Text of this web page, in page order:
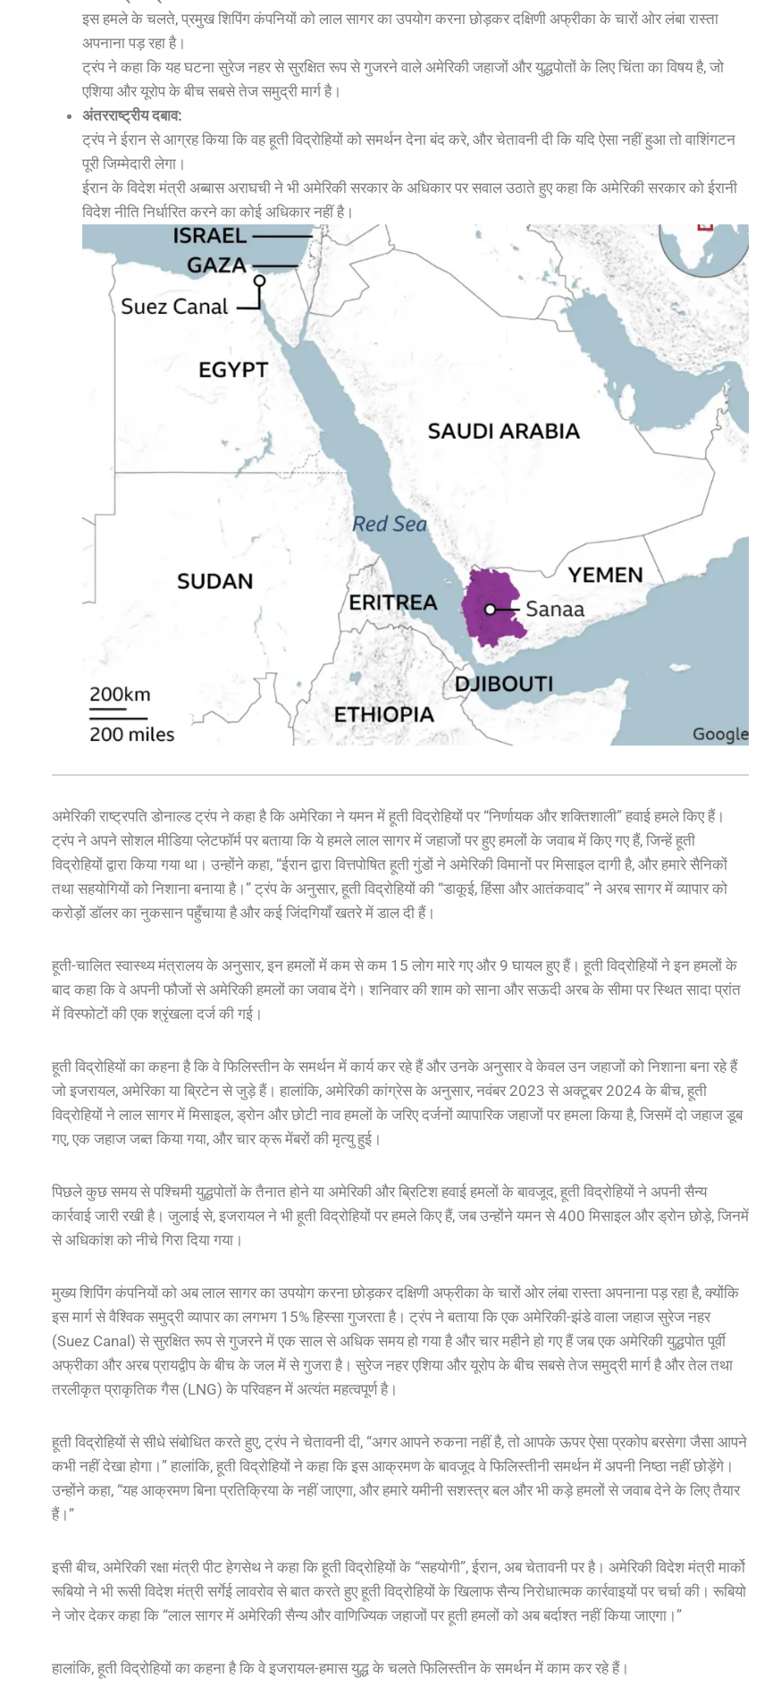
इस हमले के चलते, प्रमुख शिपिंग कंपनियों को लाल सागर का उपयोग करना छोड़कर दक्षिणी अफ्रीका के चारों ओर लंबा रास्ता
अपनाना पड़ रहा है।
ट्रंप ने कहा कि यह घटना सुरेज नहर से सुरक्षित रूप से गुजरने वाले अमेरिकी जहाजों और युद्धपोतों के लिए चिंता का विषय है, जो
एशिया और यूरोप के बीच सबसे तेज समुद्री मार्ग है।
अंतरराष्ट्रीय दबाव:
ट्रंप ने ईरान से आग्रह किया कि वह हूती विद्रोहियों को समर्थन देना बंद करे, और चेतावनी दी कि यदि ऐसा नहीं हुआ तो वाशिंगटन
पूरी जिम्मेदारी लेगा।
ईरान के विदेश मंत्री अब्बास अराघची ने भी अमेरिकी सरकार के अधिकार पर सवाल उठाते हुए कहा कि अमेरिकी सरकार को ईरानी
विदेश नीति निर्धारित करने का कोई अधिकार नहीं है।
अमेरिकी राष्ट्रपति डोनाल्ड ट्रंप ने कहा है कि अमेरिका ने यमन में हूती विद्रोहियों पर “निर्णायक और शक्तिशाली” हवाई हमले किए हैं।
ट्रंप ने अपने सोशल मीडिया प्लेटफॉर्म पर बताया कि ये हमले लाल सागर में जहाजों पर हुए हमलों के जवाब में किए गए हैं, जिन्हें हूती
विद्रोहियों द्वारा किया गया था। उन्होंने कहा, “ईरान द्वारा वित्तपोषित हूती गुंडों ने अमेरिकी विमानों पर मिसाइल दागी है, और हमारे सैनिकों
तथा सहयोगियों को निशाना बनाया है।” ट्रंप के अनुसार, हूती विद्रोहियों की “डाकूई, हिंसा और आतंकवाद” ने अरब सागर में व्यापार को
करोड़ों डॉलर का नुकसान पहुँचाया है और कई जिंदगियाँ खतरे में डाल दी हैं।
हूती-चालित स्वास्थ्य मंत्रालय के अनुसार, इन हमलों में कम से कम 15 लोग मारे गए और 9 घायल हुए हैं। हूती विद्रोहियों ने इन हमलों के
बाद कहा कि वे अपनी फौजों से अमेरिकी हमलों का जवाब देंगे। शनिवार की शाम को साना और सऊदी अरब के सीमा पर स्थित सादा प्रांत
में विस्फोटों की एक श्रृंखला दर्ज की गई।
हूती विद्रोहियों का कहना है कि वे फिलिस्तीन के समर्थन में कार्य कर रहे हैं और उनके अनुसार वे केवल उन जहाजों को निशाना बना रहे हैं
जो इजरायल, अमेरिका या ब्रिटेन से जुड़े हैं। हालांकि, अमेरिकी कांग्रेस के अनुसार, नवंबर 2023 से अक्टूबर 2024 के बीच, हूती
विद्रोहियों ने लाल सागर में मिसाइल, ड्रोन और छोटी नाव हमलों के जरिए दर्जनों व्यापारिक जहाजों पर हमला किया है, जिसमें दो जहाज डूब
गए, एक जहाज जब्त किया गया, और चार क्रू मेंबरों की मृत्यु हुई।
पिछले कुछ समय से पश्चिमी युद्धपोतों के तैनात होने या अमेरिकी और ब्रिटिश हवाई हमलों के बावजूद, हूती विद्रोहियों ने अपनी सैन्य
कार्रवाई जारी रखी है। जुलाई से, इजरायल ने भी हूती विद्रोहियों पर हमले किए हैं, जब उन्होंने यमन से 400 मिसाइल और ड्रोन छोड़े, जिनमें
से अधिकांश को नीचे गिरा दिया गया।
मुख्य शिपिंग कंपनियों को अब लाल सागर का उपयोग करना छोड़कर दक्षिणी अफ्रीका के चारों ओर लंबा रास्ता अपनाना पड़ रहा है, क्योंकि
इस मार्ग से वैश्विक समुद्री व्यापार का लगभग 15% हिस्सा गुजरता है। ट्रंप ने बताया कि एक अमेरिकी-झंडे वाला जहाज सुरेज नहर
(Suez Canal) से सुरक्षित रूप से गुजरने में एक साल से अधिक समय हो गया है और चार महीने हो गए हैं जब एक अमेरिकी युद्धपोत पूर्वी
अफ्रीका और अरब प्रायद्वीप के बीच के जल में से गुजरा है। सुरेज नहर एशिया और यूरोप के बीच सबसे तेज समुद्री मार्ग है और तेल तथा
तरलीकृत प्राकृतिक गैस (LNG) के परिवहन में अत्यंत महत्वपूर्ण है।
हूती विद्रोहियों से सीधे संबोधित करते हुए, ट्रंप ने चेतावनी दी, “अगर आपने रुकना नहीं है, तो आपके ऊपर ऐसा प्रकोप बरसेगा जैसा आपने
कभी नहीं देखा होगा।” हालांकि, हूती विद्रोहियों ने कहा कि इस आक्रमण के बावजूद वे फिलिस्तीनी समर्थन में अपनी निष्ठा नहीं छोड़ेंगे।
उन्होंने कहा, “यह आक्रमण बिना प्रतिक्रिया के नहीं जाएगा, और हमारे यमीनी सशस्त्र बल और भी कड़े हमलों से जवाब देने के लिए तैयार
हैं।”
इसी बीच, अमेरिकी रक्षा मंत्री पीट हेगसेथ ने कहा कि हूती विद्रोहियों के “सहयोगी”, ईरान, अब चेतावनी पर है। अमेरिकी विदेश मंत्री मार्को
रूबियो ने भी रूसी विदेश मंत्री सर्गेई लावरोव से बात करते हुए हूती विद्रोहियों के खिलाफ सैन्य निरोधात्मक कार्रवाइयों पर चर्चा की। रूबियो
ने जोर देकर कहा कि “लाल सागर में अमेरिकी सैन्य और वाणिज्यिक जहाजों पर हूती हमलों को अब बर्दाश्त नहीं किया जाएगा।”
हालांकि, हूती विद्रोहियों का कहना है कि वे इजरायल-हमास युद्ध के चलते फिलिस्तीन के समर्थन में काम कर रहे हैं।